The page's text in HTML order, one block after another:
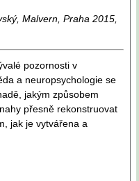
Malvern, Praha 2015,
pozornosti v
a neuropsychologie se
jakým způsobem
přesně rekonstruovat
jak je vytvářena a